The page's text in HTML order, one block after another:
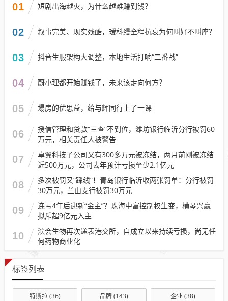
01 短剧出海越火，为什么越难赚到钱？
02 叙事完美、现实残酷，瑷科缦全程抗衰为何叫好不叫座？
03 抖音生服架构大调整，本地生活打响“二番战”
04 蔚小理都开始赚钱了，未来该走向何方？
05 塌房的优思益，给与辉同行上了一课
06
授信管理和贷款“三查”不到位，潍坊银行临沂分行被罚60
万元，相关责任人被警告
07
卓翼科技子公司又有300多万元被冻结，两月前刚被冻结
近500万元，公司去年预计亏损至少2.1亿元
08
多次被罚又“踩线”！青岛银行临沂收两张罚单：分行被罚
30万元，兰山支行被罚30万元
09
连亏4年后迎新“金主”？珠海中富控制权生变，横琴兴赢
拟斥超9亿元入主
10
滨会生物再次递表港交所，自成立以来持续亏损，尚无任
何药物商业化
标签列表
特斯拉(36) 品牌(143) 企业(38)